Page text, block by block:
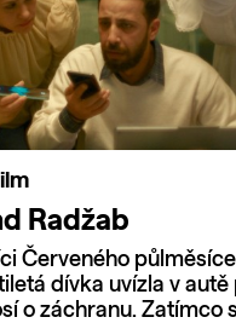
Radžab
Červeného
dívka uvízla v
o záchranu. Zatímco